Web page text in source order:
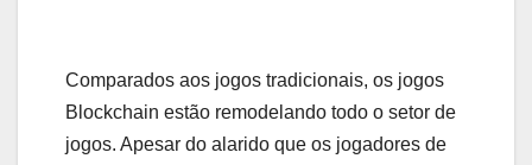
Comparados aos jogos tradicionais, os jogos
Blockchain estão remodelando todo o setor de
jogos. Apesar do alarido que os jogadores de